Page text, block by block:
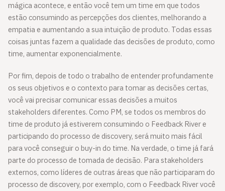
mágica acontece, e então você tem um time em que todos
estão consumindo as percepções dos clientes, melhorando a
empatia e aumentando a sua intuição de produto. Todas essas
coisas juntas fazem a qualidade das decisões de produto, como
time, aumentar exponencialmente.
Por fim, depois de todo o trabalho de entender profundamente
os seus objetivos e o contexto para tomar as decisões certas,
você vai precisar comunicar essas decisões a muitos
stakeholders diferentes. Como PM, se todos os membros do
time de produto já estiverem consumindo o Feedback River e
participando do processo de discovery, será muito mais fácil
para você conseguir o buy-in do time. Na verdade, o time já fará
parte do processo de tomada de decisão. Para stakeholders
externos, como líderes de outras áreas que não participaram do
processo de discovery, por exemplo, com o Feedback River você